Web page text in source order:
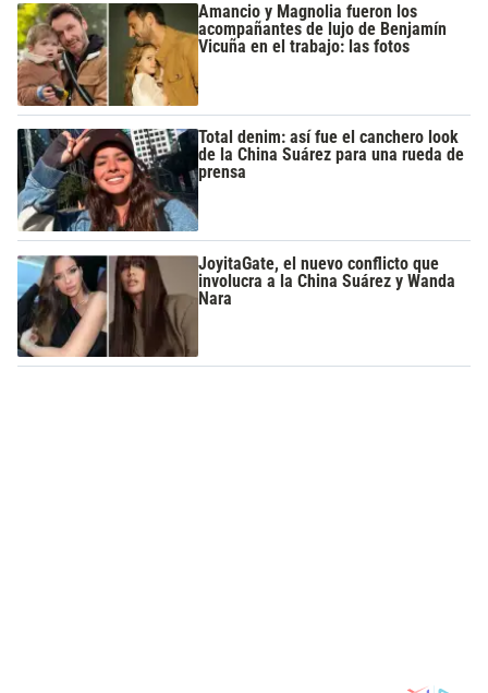
Amancio y Magnolia fueron los
acompañantes de lujo de Benjamín
Vicuña en el trabajo: las fotos
Total denim: así fue el canchero look
de la China Suárez para una rueda de
prensa
JoyitaGate, el nuevo conflicto que
involucra a la China Suárez y Wanda
Nara